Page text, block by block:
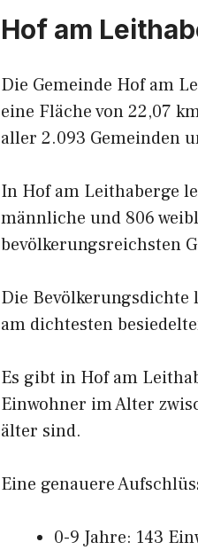
Hof am
Die Gemeinde Hof am
eine Fläche von 22,07
aller 2.093 Gemeinden
In Hof am Leithaberge
männliche und 806
bevölkerungsreichsten
Die Bevölkerungsdichte
am dichtesten
Es gibt in Hof am
Einwohner im Alter
älter sind.
Eine genauere
0-9 Jahre: 143